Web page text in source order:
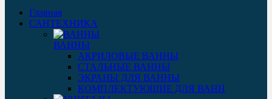
Главная
САНТЕХНИКА
ВАННЫ
АКРИЛОВЫЕ ВАННЫ
СТАЛЬНЫЕ ВАННЫ
ЭКРАНЫ ДЛЯ ВАННЫ
КОМПЛЕКТУЮЩИЕ ДЛЯ ВАНН